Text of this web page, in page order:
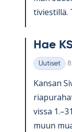
ti­vies­tillä.
Hae
Kategoriat
Uutiset
Kan­san
vissa
muun